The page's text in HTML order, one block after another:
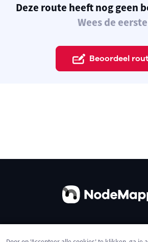
Deze route heeft nog geen
Wees de
Beoordeel